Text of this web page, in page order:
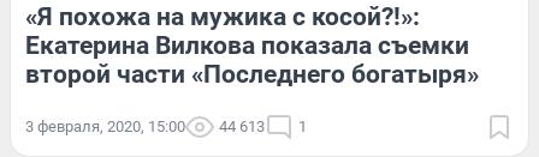
«Я похожа на мужика с косой?!»:
Екатерина Вилкова показала съемки
второй части «Последнего богатыря»
3 февраля, 2020, 15:00 44 613 1